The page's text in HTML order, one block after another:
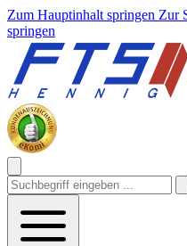
Zum Hauptinhalt springen Zur
springen